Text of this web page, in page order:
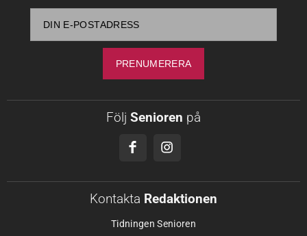
Följ Senioren på
Kontakta Redaktionen
Tidningen Senioren